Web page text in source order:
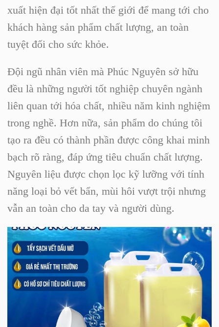
xuất hiện đại tốt nhất thế giới để mang tới cho
khách hàng sản phẩm chất lượng, an toàn
tuyệt đối cho sức khỏe.
Đội ngũ nhân viên mà Phúc Nguyên sở hữu
đều là những người tốt nghiệp chuyên ngành
liên quan tới hóa chất, nhiều năm kinh nghiệm
trong nghề. Hơn nữa, sản phẩm do chúng tôi
tạo ra đều có thành phần được công khai minh
bạch rõ ràng, đáp ứng tiêu chuẩn chất lượng.
Nguyên liệu được chọn lọc kỹ lưỡng với tính
năng loại bỏ vết bẩn, mùi hôi vượt trội nhưng
vẫn an toàn cho da tay và người dùng.